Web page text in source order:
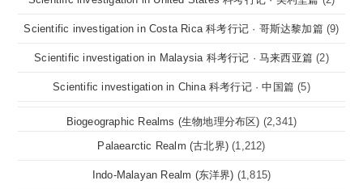
Scientific investigation in Costa Rica 科考行记 · 哥斯达黎加篇 (9)
Scientific investigation in Malaysia 科考行记 · 马来西亚篇 (2)
Scientific investigation in China 科考行记 · 中国篇 (5)
Biogeographic Realms (生物地理分布区) (2,341)
Palaearctic Realm (古北界) (1,212)
Indo-Malayan Realm (东洋界) (1,815)